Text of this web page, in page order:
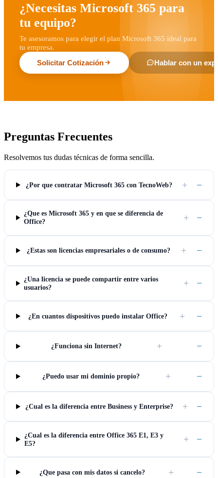
¿Necesitas Microsoft 365 para
tu equipo?
Te asesoramos para elegir el plan Microsoft 365 ideal para
tu empresa.
Solicitar Cotización
Hablar con un
Preguntas Frecuentes
Resolvemos tus dudas técnicas de forma sencilla.
¿Por que contratar Microsoft 365 con TecnoWeb? + −
¿Que es Microsoft 365 y en que se diferencia de
Office?
+ −
¿Estas son licencias empresariales o de consumo? + −
¿Una licencia se puede compartir entre varios
usuarios?
+ −
¿En cuantos dispositivos puedo instalar Office? + −
¿Funciona sin Internet? + −
¿Puedo usar mi dominio propio? + −
¿Cual es la diferencia entre Business y Enterprise? + −
¿Cual es la diferencia entre Office 365 E1, E3 y
E5?
+ −
¿Que pasa con mis datos si cancelo? + −